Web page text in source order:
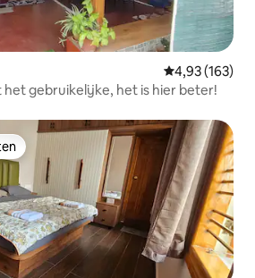
Gemiddelde
4,93 (163)
het gebruikelijke, het is hier beter!